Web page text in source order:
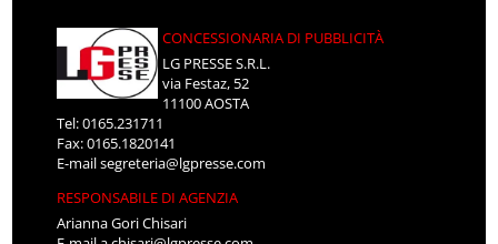
CONCESSIONARIA DI PUBBLICITÀ
LG PRESSE S.R.L.
via Festaz, 52
11100 AOSTA
Tel: 0165.231711
Fax: 0165.1820141
E-mailsegreteria@lgpresse.com
RESPONSABILE DI AGENZIA
Arianna Gori Chisari